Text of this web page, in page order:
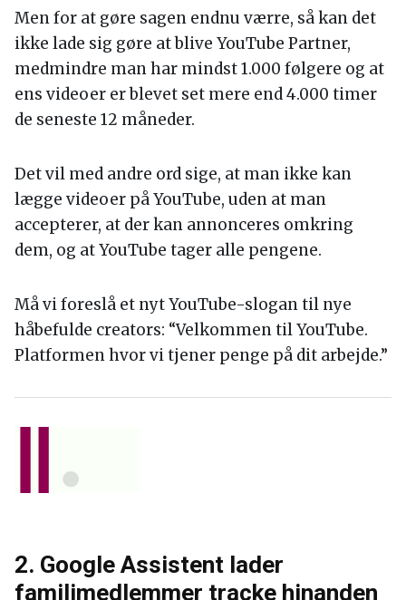
Men for at gøre sagen endnu værre, så kan det
ikke lade sig gøre at blive YouTube Partner,
medmindre man har mindst 1.000 følgere og at
ens videoer er blevet set mere end 4.000 timer
de seneste 12 måneder.
Det vil med andre ord sige, at man ikke kan
lægge videoer på YouTube, uden at man
accepterer, at der kan annonceres omkring
dem, og at YouTube tager alle pengene.
Må vi foreslå et nyt YouTube-slogan til nye
håbefulde creators: “Velkommen til YouTube.
Platformen hvor vi tjener penge på dit arbejde.”
2. Google Assistent lader
familimedlemmer tracke hinanden